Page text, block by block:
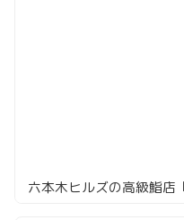
六本木ヒルズの高級鮨店